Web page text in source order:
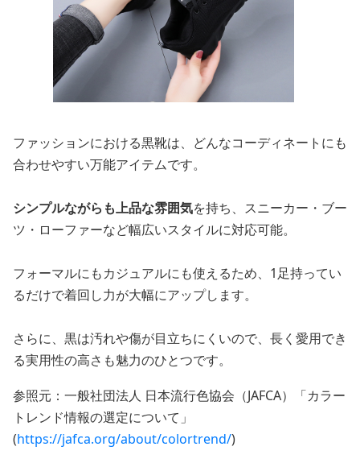
ファッションにおける黒靴は、どんなコーディネートにも
合わせやすい万能アイテムです。
シンプルながらも上品な雰囲気を持ち、スニーカー・ブー
ツ・ローファーなど幅広いスタイルに対応可能。
フォーマルにもカジュアルにも使えるため、1足持ってい
るだけで着回し力が大幅にアップします。
さらに、黒は汚れや傷が目立ちにくいので、長く愛用でき
る実用性の高さも魅力のひとつです。
参照元：一般社団法人 日本流行色協会（JAFCA）「カラー
トレンド情報の選定について」
(https://jafca.org/about/colortrend/)